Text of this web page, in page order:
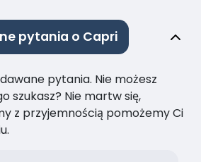
pytania o Capri
pytania. Nie możesz
szukasz? Nie martw się,
z przyjemnością pomożemy Ci